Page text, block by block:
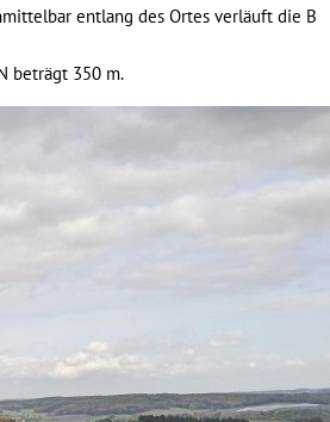
entlang des Ortes verläuft die B
beträgt 350 m.